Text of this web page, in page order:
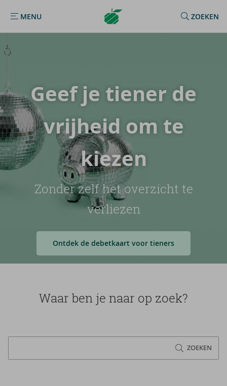
MENU
MENU
Argenta
Homepage
ZOEKEN
Geef je tie­ner de
vrij­heid om te
kie­zen
Zonder zelf het overzicht te
verliezen
Ontdek de debetkaart voor tieners
Waar ben je naar op zoek?
ZOEKEN